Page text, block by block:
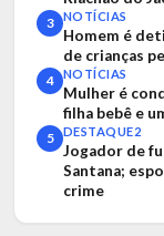
3 NOTÍCIAS
Homem é
de crianças
4 NOTÍCIAS
Mulher é
filha bebê e
5 DESTAQUE2
Jogador de
Santana;
crime